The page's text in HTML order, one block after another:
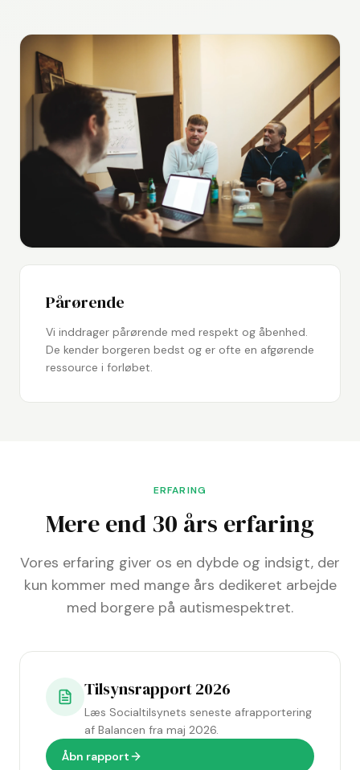
Pårørende
Vi inddrager pårørende med respekt og åbenhed.
De kender borgeren bedst og er ofte en afgørende
ressource i forløbet.
ERFARING
Mere end 30 års erfaring
Vores erfaring giver os en dybde og indsigt, der
kun kommer med mange års dedikeret arbejde
med borgere på autismespektret.
Tilsynsrapport 2026
Læs Socialtilsynets seneste afrapportering
af Balancen fra maj 2026.
Åbn rapport